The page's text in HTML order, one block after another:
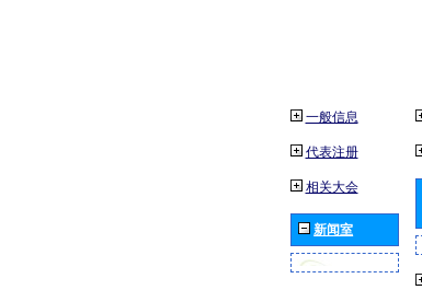
一般信息
代表注册
相关大会
新闻室